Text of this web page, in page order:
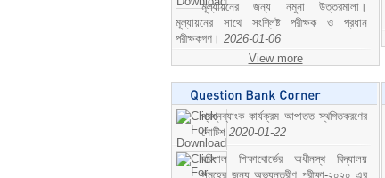
মূল্যায়নের জন্য নমুনা উত্তরমালা।
মূল্যায়নের সাথে সংশ্লিষ্ট পরীক্ষক ও প্রধান
পরীক্ষকগণ। 2026-01-06
View more
প্রশ্নব্যাংক কার্যক্রম আপাতত স্থগিতকরণের
নোটিশ 2020-01-22
বরিশাল শিক্ষাবোর্ডের অধীনস্থ বিদ্যালয়
সমূহের জন্য অভ্যন্তরীণ পরীক্ষা-২০২০ এর